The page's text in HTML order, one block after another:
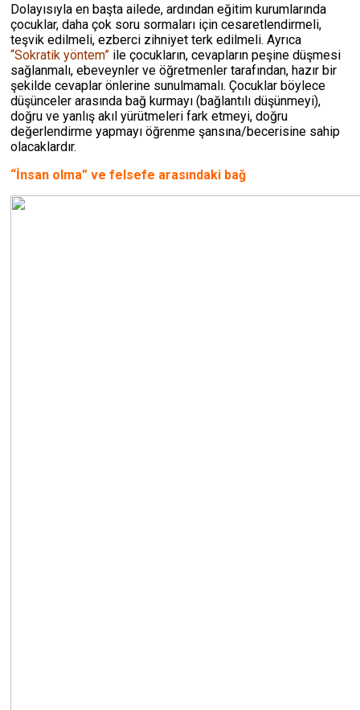
Dolayısıyla en başta ailede, ardından eğitim kurumlarında
çocuklar, daha çok soru sormaları için cesaretlendirmeli,
teşvik edilmeli, ezberci zihniyet terk edilmeli. Ayrıca
“Sokratik yöntem” ile çocukların, cevapların peşine düşmesi
sağlanmalı, ebeveynler ve öğretmenler tarafından, hazır bir
şekilde cevaplar önlerine sunulmamalı. Çocuklar böylece
düşünceler arasında bağ kurmayı (bağlantılı düşünmeyi),
doğru ve yanlış akıl yürütmeleri fark etmeyi, doğru
değerlendirme yapmayı öğrenme şansına/becerisine sahip
olacaklardır.
“İnsan olma” ve felsefe arasındaki bağ